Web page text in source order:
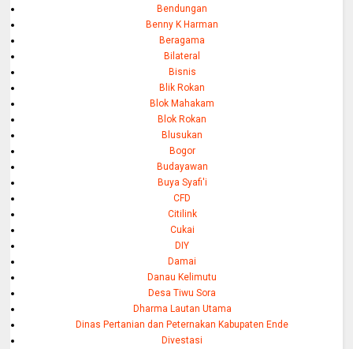
Bendungan
Benny K Harman
Beragama
Bilateral
Bisnis
Blik Rokan
Blok Mahakam
Blok Rokan
Blusukan
Bogor
Budayawan
Buya Syafi'i
CFD
Citilink
Cukai
DIY
Damai
Danau Kelimutu
Desa Tiwu Sora
Dharma Lautan Utama
Dinas Pertanian dan Peternakan Kabupaten Ende
Divestasi